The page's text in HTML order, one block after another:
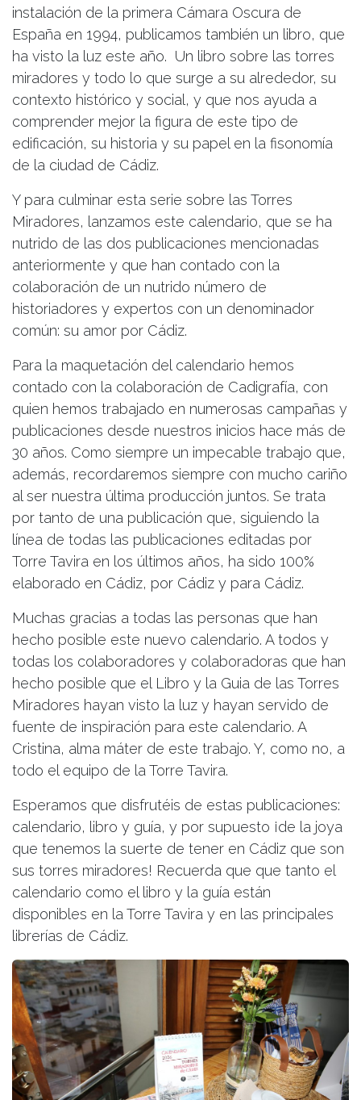
instalación de la primera Cámara Oscura de
España en 1994, publicamos también un libro, que
ha visto la luz este año. Un libro sobre las torres
miradores y todo lo que surge a su alrededor, su
contexto histórico y social, y que nos ayuda a
comprender mejor la figura de este tipo de
edificación, su historia y su papel en la fisonomía
de la ciudad de Cádiz.
Y para culminar esta serie sobre las Torres
Miradores, lanzamos este calendario, que se ha
nutrido de las dos publicaciones mencionadas
anteriormente y que han contado con la
colaboración de un nutrido número de
historiadores y expertos con un denominador
común: su amor por Cádiz.
Para la maquetación del calendario hemos
contado con la colaboración de Cadigrafía, con
quien hemos trabajado en numerosas campañas y
publicaciones desde nuestros inicios hace más de
30 años. Como siempre un impecable trabajo que,
además, recordaremos siempre con mucho cariño
al ser nuestra última producción juntos. Se trata
por tanto de una publicación que, siguiendo la
línea de todas las publicaciones editadas por
Torre Tavira en los últimos años, ha sido 100%
elaborado en Cádiz, por Cádiz y para Cádiz.
Muchas gracias a todas las personas que han
hecho posible este nuevo calendario. A todos y
todas los colaboradores y colaboradoras que han
hecho posible que el Libro y la Guia de las Torres
Miradores hayan visto la luz y hayan servido de
fuente de inspiración para este calendario. A
Cristina, alma máter de este trabajo. Y, como no, a
todo el equipo de la Torre Tavira.
Esperamos que disfrutéis de estas publicaciones:
calendario, libro y guía, y por supuesto ¡de la joya
que tenemos la suerte de tener en Cádiz que son
sus torres miradores! Recuerda que que tanto el
calendario como el libro y la guía están
disponibles en la Torre Tavira y en las principales
librerías de Cádiz.